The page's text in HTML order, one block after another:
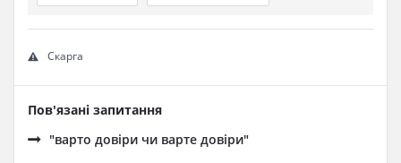
Скарга
Пов'язані запитання
"варто довіри чи варте довіри"